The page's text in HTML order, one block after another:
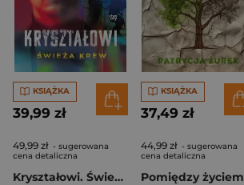
KSIĄŻKA
39,99 zł
49,99 zł - sugerowana
cena detaliczna
Kryształowi. Świeża krew. Tom 1
KSIĄŻKA
37,49 zł
44,99 zł - sugerowana
cena detaliczna